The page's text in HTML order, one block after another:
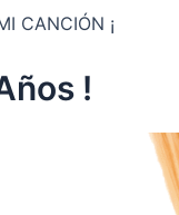
CANCIÓN ¡
!